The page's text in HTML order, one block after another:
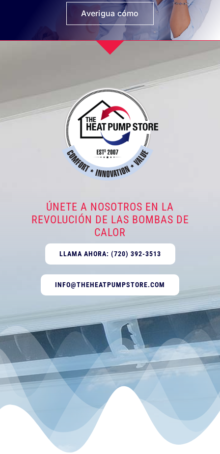
Averigua cómo
ÚNETE A NOSOTROS EN LA
REVOLUCIÓN DE LAS BOMBAS DE
CALOR
LLAMA AHORA: (720) 392-3513
INFO@THEHEATPUMPSTORE.COM